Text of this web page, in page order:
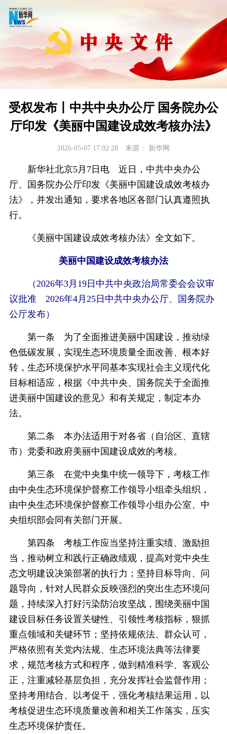
受权发布丨中共中央办公厅 国务院办公
厅印发《美丽中国建设成效考核办法》
2026-05-07 17:02:28 来源： 新华网
新华社北京5月7日电 近日，中共中央办公
厅、国务院办公厅印发《美丽中国建设成效考核办
法》，并发出通知，要求各地区各部门认真遵照执
行。
《美丽中国建设成效考核办法》全文如下。
美丽中国建设成效考核办法
（2026年3月19日中共中央政治局常委会会议审
议批准 2026年4月25日中共中央办公厅、国务院办
公厅发布）
第一条 为了全面推进美丽中国建设，推动绿
色低碳发展，实现生态环境质量全面改善、根本好
转，生态环境保护水平同基本实现社会主义现代化
目标相适应，根据《中共中央、国务院关于全面推
进美丽中国建设的意见》和有关规定，制定本办
法。
第二条 本办法适用于对各省（自治区、直辖
市）党委和政府美丽中国建设成效的考核。
第三条 在党中央集中统一领导下，考核工作
由中央生态环境保护督察工作领导小组牵头组织，
由中央生态环境保护督察工作领导小组办公室、中
央组织部会同有关部门开展。
第四条 考核工作应当坚持注重实绩、激励担
当，推动树立和践行正确政绩观，提高对党中央生
态文明建设决策部署的执行力；坚持目标导向、问
题导向，针对人民群众反映强烈的突出生态环境问
题，持续深入打好污染防治攻坚战，围绕美丽中国
建设目标任务设置关键性、引领性考核指标，狠抓
重点领域和关键环节；坚持依规依法、群众认可，
严格依照有关党内法规、生态环境法典等法律要
求，规范考核方式和程序，做到精准科学、客观公
正，注重减轻基层负担，充分发挥社会监督作用；
坚持考用结合、以考促干，强化考核结果运用，以
考核促进生态环境质量改善和相关工作落实，压实
生态环境保护责任。